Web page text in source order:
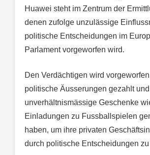
Huawei steht im Zentrum der
denen zufolge unzulässige
politische Entscheidungen im
Parlament vorgeworfen wird.
Den Verdächtigen wird
politische Äusserungen gezahlt und
unverhältnismässige Geschenke
Einladungen zu Fussballspielen
haben, um ihre privaten
durch politische Entscheidungen zu